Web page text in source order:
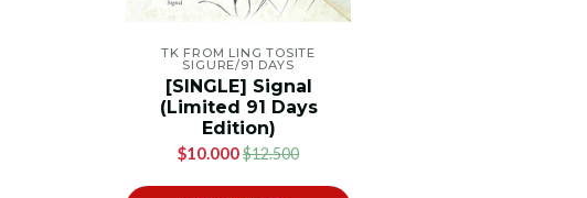
TK FROM LING TOSITE
SIGURE/91 DAYS
[SINGLE] Signal
(Limited 91 Days
Edition)
$10.000$12.500